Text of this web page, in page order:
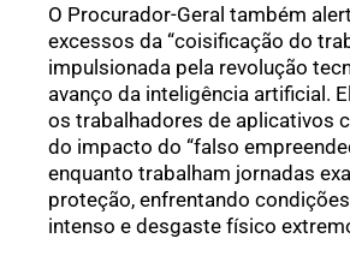
O Procurador-Geral também
excessos da “coisificação do
impulsionada pela revolução
avanço da inteligência artificial.
os trabalhadores de aplicativos
do impacto do “falso
enquanto trabalham jornadas
proteção, enfrentando
intenso e desgaste físico